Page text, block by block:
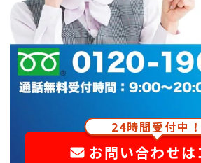
24時間受付中！
お問い合わせは